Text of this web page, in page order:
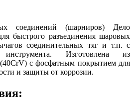
соединений (шарниров) Дело
быстрого разъединения шаровых
соединительных тяг и т.п. с
Изготовлена из
(40СrV) c фосфатным покрытием для
и защиты от коррозии.